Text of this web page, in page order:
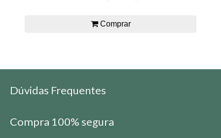
Comprar
Dúvidas Frequentes
Compra 100% segura